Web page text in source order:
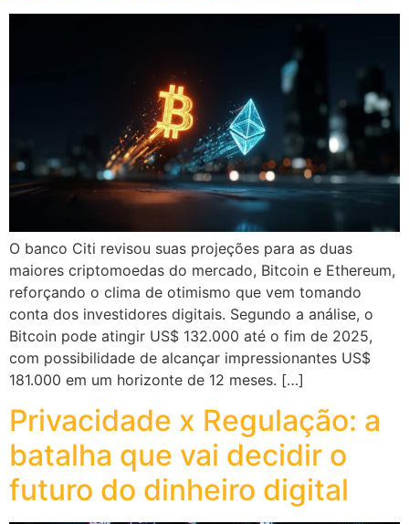
O banco Citi revisou suas projeções para as duas
maiores criptomoedas do mercado, Bitcoin e Ethereum,
reforçando o clima de otimismo que vem tomando
conta dos investidores digitais. Segundo a análise, o
Bitcoin pode atingir US$ 132.000 até o fim de 2025,
com possibilidade de alcançar impressionantes US$
181.000 em um horizonte de 12 meses. […]
Privacidade x Regulação: a
batalha que vai decidir o
futuro do dinheiro digital